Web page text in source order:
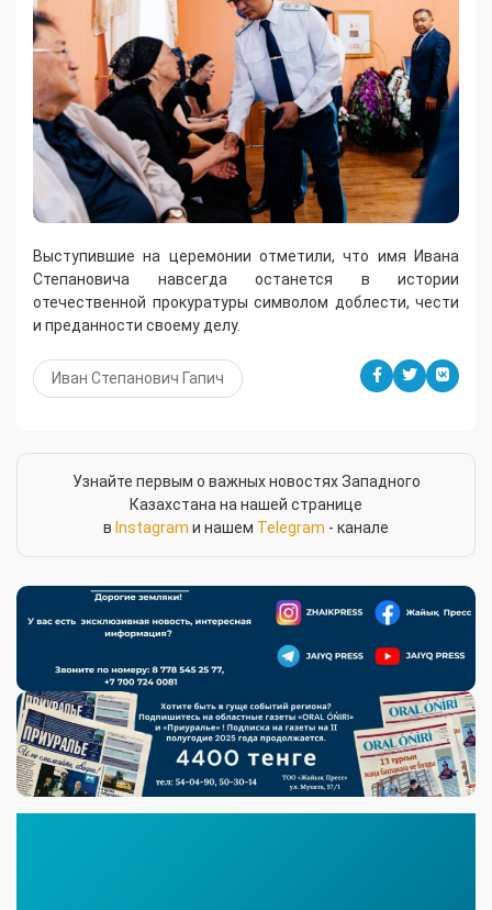
Выступившие на церемонии отметили, что имя Ивана
Степановича навсегда останется в истории
отечественной прокуратуры символом доблести, чести
и преданности своему делу.
Иван Степанович Гапич
Узнайте первым о важных новостях Западного
Казахстана на нашей странице
в Instagram и нашем Telegram - канале